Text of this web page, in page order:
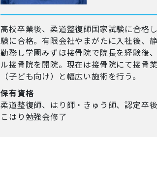
高校卒業後、柔道整復師国家試験に合格
験に合格。有限会社やまがたに入社後、
勤務し学園みずほ接骨院で院長を経験後
ル接骨院を開院。現在は接骨院にて接骨
（子ども向け）と幅広い施術を行う。
保有資格
柔道整復師、はり師・きゅう師、認定卒
こはり勉強会修了